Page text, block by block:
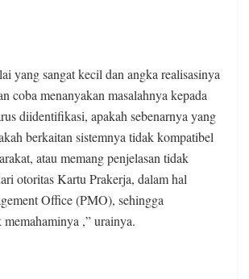
yang sangat kecil dan angka realisasinya
coba menanyakan masalahnya kepada
diidentifikasi, apakah sebenarnya yang
berkaitan sistemnya tidak kompatibel
atau memang penjelasan tidak
otoritas Kartu Prakerja, dalam hal
Office (PMO), sehingga
,” urainya.